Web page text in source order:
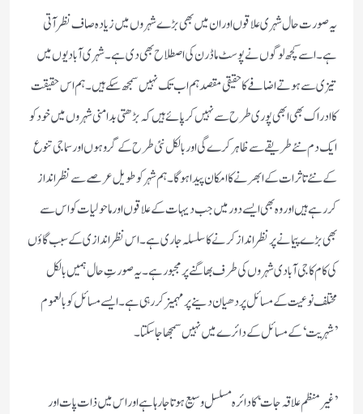
یہ صورت حال شہری علاقوں اور ان میں بھی بڑے شہروں میں زیادہ صاف نظر آتی
ہے۔اسے کچھ لوگوں نے پوسٹ ماڈرن کی اصطلاح بھی دی ہے۔شہری آبادیوں میں
تیزی سے ہوتے اضافے کا حقیقی مقصد ہم اب تک نہیں سمجھ سکے ہیں ۔ہم اس حقیقت
کا ادراک بھی ابھی پوری طرح سے نہیں کرپائے ہیں کہ بڑھتی بدامنی شہروں میں خود کو
ایک دم نئے طریقے سے ظاہر کرے گی اور بالکل نئی طرح کے گروہوں اور سماجی تنوع
کے نئے تاثرات کے ابھرنے کا امکان پیداہو گا۔ہم شہرکو طویل عرصے سے نظر انداز
کررہے ہیں اور وہ بھی ایسے دور میں جب دیہات کے علاقوں اور ماحولیات کو اس سے
بھی بڑے پیمانے پر نظر انداز کرنے کا سلسلہ جاری ہے۔اس نظر اندازی کے سبب گاؤں
کی کام کاجی آبادی شہروں کی طرف بھاگنے پر مجبور ہے۔یہ صورتِ حال ہمیں بالکل
مختلف نوعیت کے مسائل پر دھیان دینے پر مہمیز کررہی ہے۔ایسے مسائل کو بالعموم
’شہریت‘کے مسائل کے دائرے میں نہیں سمجھا جاسکتا۔
’غیر منظم علاقہ جات ‘کا دائرہ مسلسل وسیع ہوتاجارہا ہے اور اس میں ذات پات اور